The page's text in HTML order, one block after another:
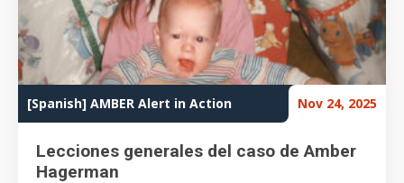
[Spanish] AMBER Alert in Action Nov 24, 2025
Lecciones generales del caso de Amber
Hagerman